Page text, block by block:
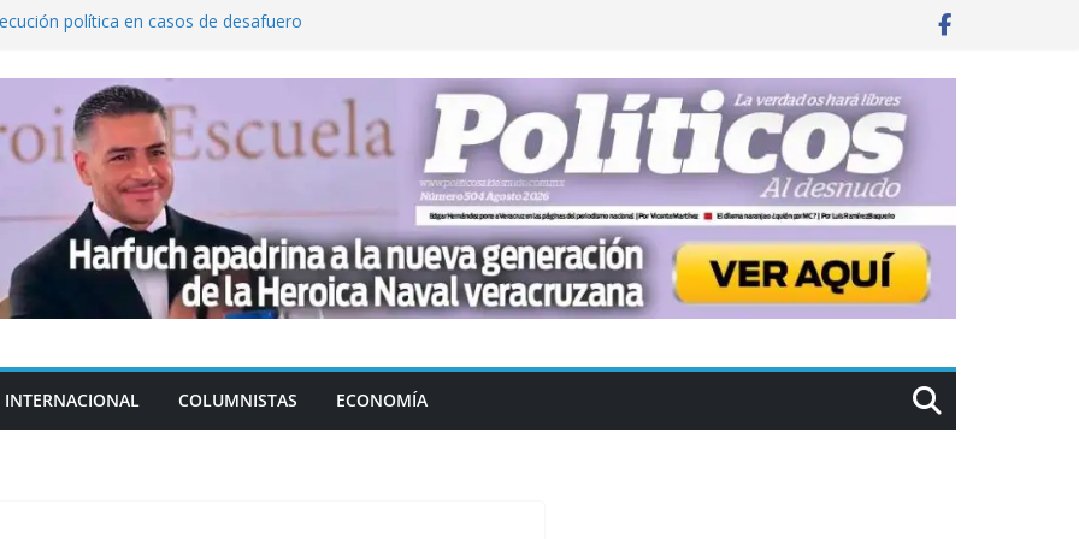
política en casos de desafuero
exgobernador de Guerrero, por
la exportación de aguacate de
Unidos
a escuelas para dejar el esquema
INTERNACIONAL COLUMNISTAS ECONOMÍA